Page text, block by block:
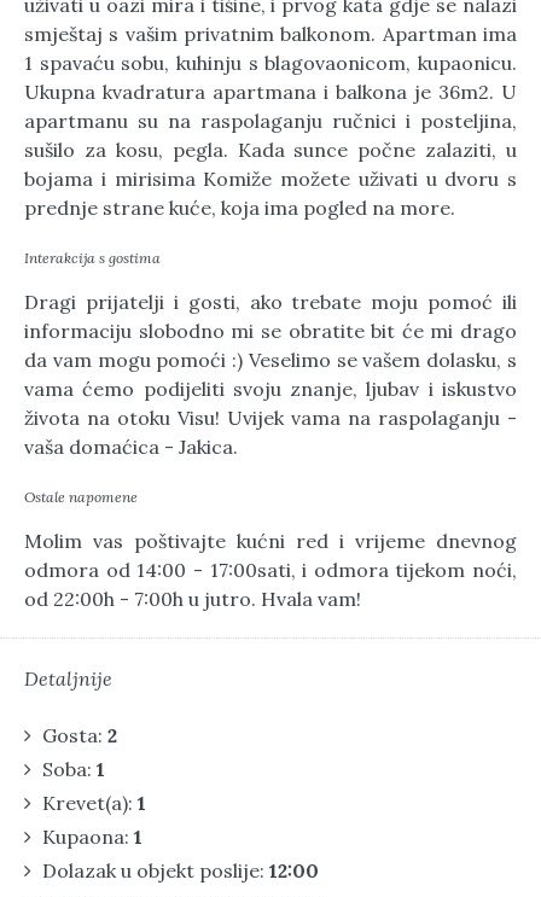
uživati u oazi mira i tišine, i prvog kata gdje se nalazi
smještaj s vašimprivatnim balkonom. Apartman ima
1 spavaću sobu, kuhinju s blagovaonicom, kupaonicu.
Ukupna kvadratura apartmana i balkona je 36m2. U
apartmanu su na raspolaganju ručnici i posteljina,
sušilo za kosu, pegla. Kada sunce počne zalaziti, u
bojama i mirisima Komiže možete uživati u dvoru s
prednje strane kuće, koja ima pogled na more.
Interakcija s gostima
Dragi prijatelji i gosti, ako trebate moju pomoć ili
informaciju slobodno mi se obratite bit će mi drago
da vam mogu pomoći :) Veselimo se vašem dolasku, s
vama ćemo podijeliti svoju znanje, ljubav i iskustvo
života na otoku Visu! Uvijek vama na raspolaganju -
vaša domaćica - Jakica.
Ostale napomene
Molim vas poštivajte kućni red i vrijeme dnevnog
odmora od 14:00 - 17:00sati, i odmoratijekom noći,
od 22:00h - 7:00h u jutro. Hvala vam!
Detaljnije
Gosta: 2
Soba: 1
Krevet(a): 1
Kupaona: 1
Dolazak u objekt poslije: 12:00